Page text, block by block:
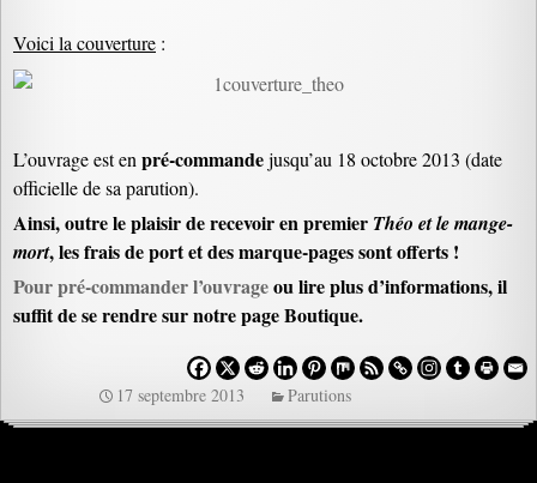
Voici la couverture :
L’ouvrage est en pré-commandejusqu’au 18 octobre 2013 (date
officielle de sa parution).
Ainsi, outre le plaisir de recevoir en premier Théo et le mange-
mort, les frais de port et des marque-pages sont offerts !
Pour pré-commanderl’ouvrageou lire plus d’informations, il
suffit de se rendre sur notre page Boutique.
17 septembre 2013 Parutions